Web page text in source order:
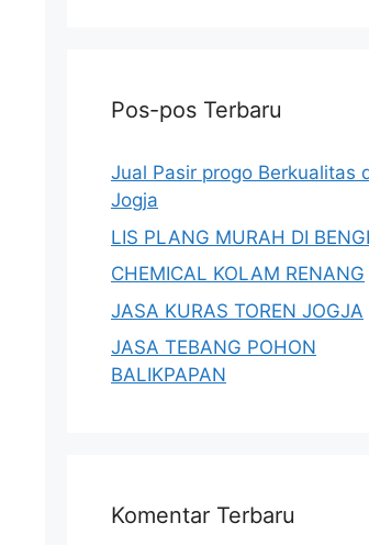
Pos-pos Terbaru
Jual Pasir progo Berkualitas
Jogja
LIS PLANG MURAH DI
CHEMICAL KOLAM RENANG
JASA KURAS TOREN JOGJA
JASA TEBANG POHON
BALIKPAPAN
Komentar Terbaru